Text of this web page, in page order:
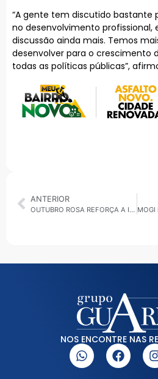
“A gente tem discutido bastante
no desenvolvimento profissional,
discussão ainda mais. Temos
desenvolver para o crescimento
todas as políticas públicas”,
ANTERIOR
OUTUBRO ROSA REFORÇA A IMPORTÂNCIA DA PREVENÇÃO| AÇÕES DE CONSCIENTIZAÇÃO INCENTIVAM O DIAGNÓSTICO PRECOCE
NOS ENCONTRE NAS